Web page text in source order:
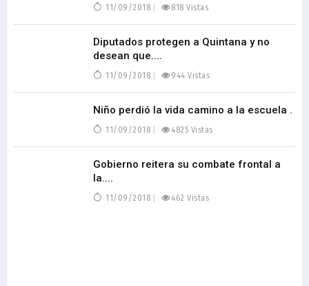
11/09/2018 818 Vistas
Diputados protegen a Quintana y no
desean que....
11/09/2018 944 Vistas
Niño perdió la vida camino a la escuela .
11/09/2018 4825 Vistas
Gobierno reitera su combate frontal a
la....
11/09/2018 462 Vistas